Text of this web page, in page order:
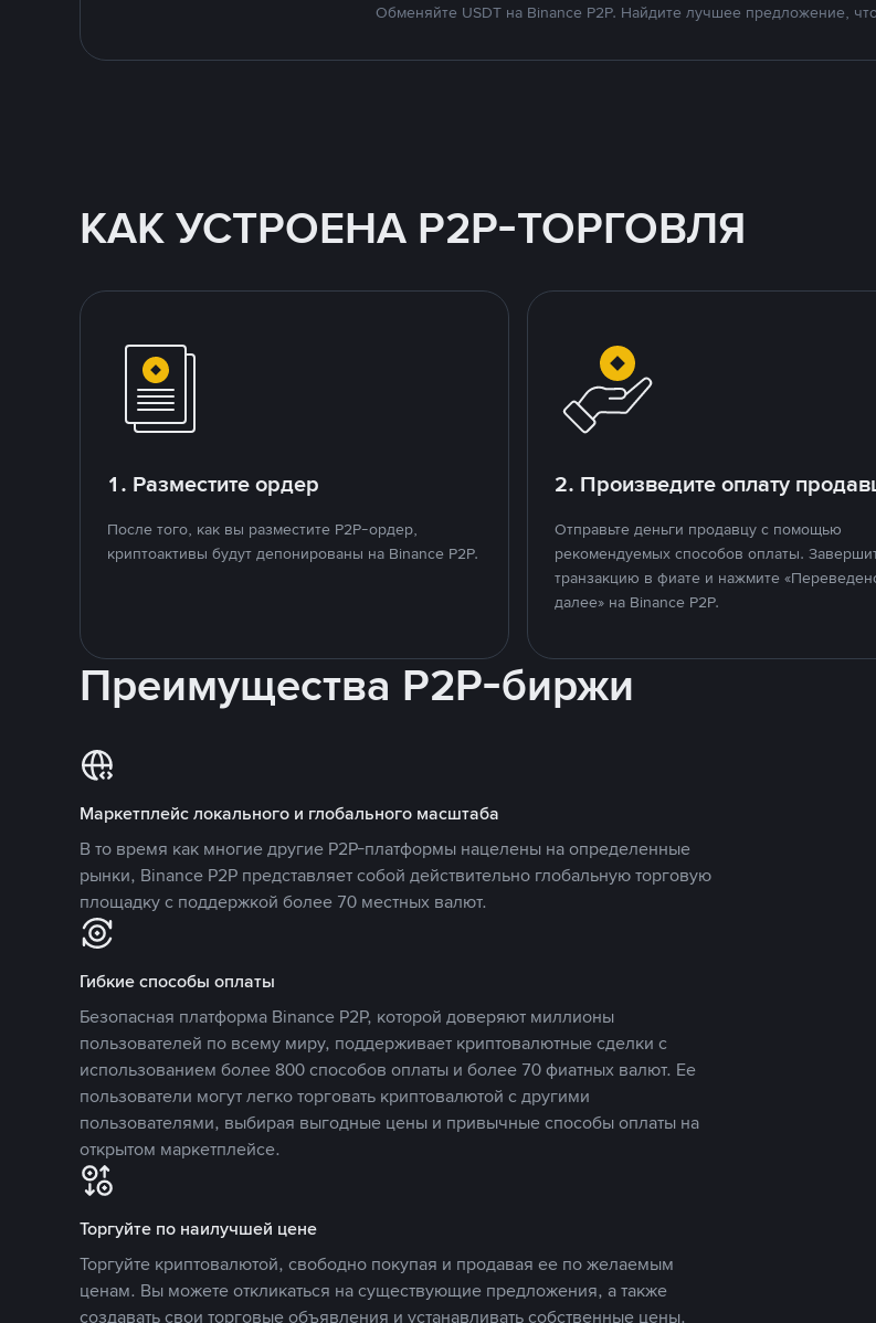
Обменяйте USDT на Binance P2P. Найдите лучшее предложение,
КАК УСТРОЕНА P2P-ТОРГОВЛЯ
1. Разместите ордер
После того, как вы разместите P2P-ордер,
криптоактивы будут депонированы на Binance P2P.
2. Произведите оплату
Отправьте деньги продавцу с помощью
рекомендуемых способов оплаты.
транзакцию в фиате и нажмите
далее» на Binance P2P.
Преимущества P2P-биржи
Маркетплейс локального и глобального масштаба
В то время как многие другие P2P-платформы нацелены на определенные
рынки, Binance P2P представляет собой действительно глобальную торговую
площадку с поддержкой более 70 местных валют.
Гибкие способы оплаты
Безопасная платформа Binance P2P, которой доверяют миллионы
пользователей по всему миру, поддерживает криптовалютные сделки с
использованием более 800 способов оплаты и более 70 фиатных валют. Ее
пользователи могут легко торговать криптовалютой с другими
пользователями, выбирая выгодные цены и привычные способы оплаты на
открытом маркетплейсе.
Торгуйте по наилучшей цене
Торгуйте криптовалютой, свободно покупая и продавая ее по желаемым
ценам. Вы можете откликаться на существующие предложения, а также
создавать свои торговые объявления и устанавливать собственные цены.